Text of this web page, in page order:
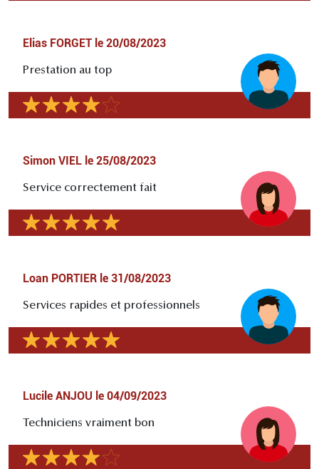
Elias FORGET le 20/08/2023
Prestation au top
Simon VIEL le 25/08/2023
Service correctement fait
Loan PORTIER le 31/08/2023
Services rapides et professionnels
Lucile ANJOU le 04/09/2023
Techniciens vraiment bon